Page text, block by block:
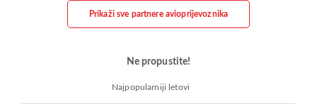
Prikaži sve partnere avioprijevoznika
Ne propustite!
Najpopularniji letovi